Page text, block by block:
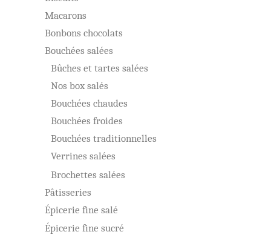
Macarons
Bonbons chocolats
Bouchées salées
Bûches et tartes salées
Nos box salés
Bouchées chaudes
Bouchées froides
Bouchées traditionnelles
Verrines salées
Brochettes salées
Pâtisseries
Épicerie fine salé
Épicerie fine sucré